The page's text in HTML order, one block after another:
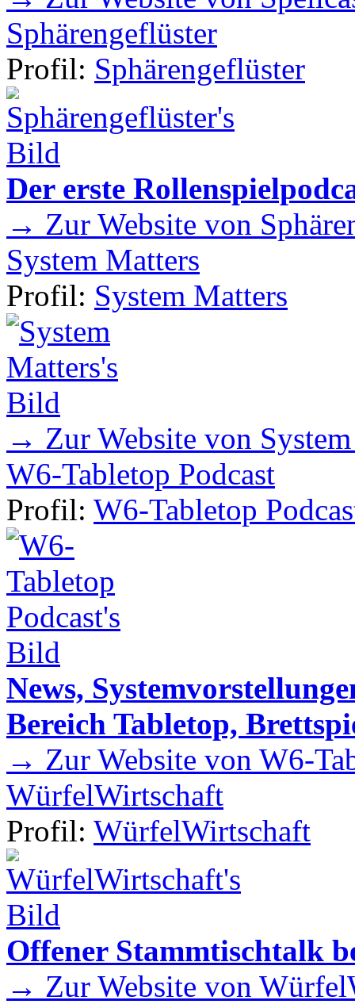
Sphärengeflüster
Profil: Sphärengeflüster
Der erste
→ Zur Website von
System Matters
Profil: System Matters
→ Zur Website von
W6-Tabletop Podcast
Profil: W6-Tabletop
News,
Bereich Tabletop,
→ Zur Website von W6-
WürfelWirtschaft
Profil: WürfelWirtschaft
Offener Stammtischtalk
→ Zur Website von